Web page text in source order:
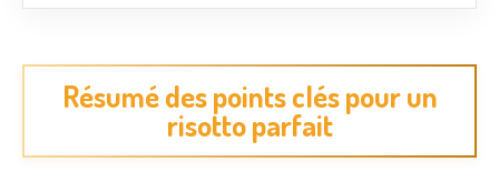
Résumé des points clés pour un
risotto parfait